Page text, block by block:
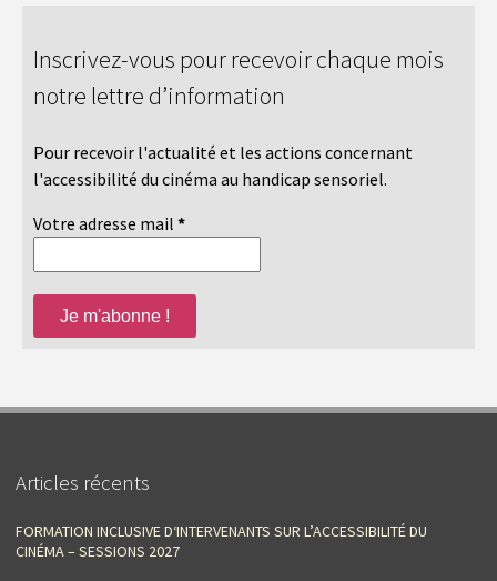
Inscrivez-vous pour recevoir chaque mois
notre lettre d’information
Pour recevoir l'actualité et les actions concernant
l'accessibilité du cinéma au handicap sensoriel.
Votre adresse mail *
Articles récents
FORMATION INCLUSIVE D‘INTERVENANTS SUR L’ACCESSIBILITÉ DU
CINÉMA – SESSIONS 2027